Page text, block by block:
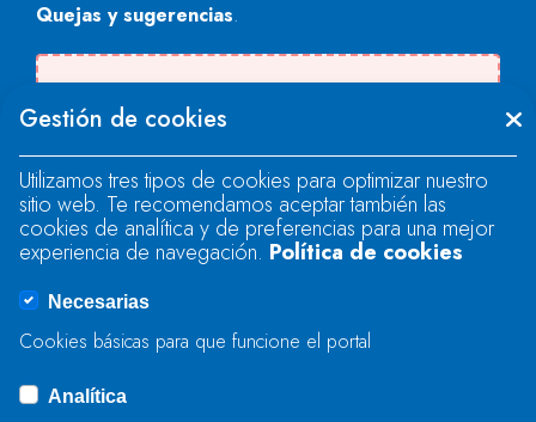
Quejas y sugerencias.
"text".
Se produjo un error al cargar el campo
"text".
Se produjo un error al cargar el campo
Gestión de cookies
Utilizamos tres tipos de cookies para optimizar nuestro
sitio web. Te recomendamos aceptar también las
cookies de analítica y de preferencias para una mejor
experiencia de navegación. Política de cookies
Necesarias
Cookies básicas para que funcione el portal
Analítica